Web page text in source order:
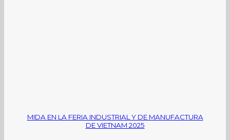
MIDA EN LA FERIA INDUSTRIAL Y DE MANUFACTURA
DE VIETNAM 2025